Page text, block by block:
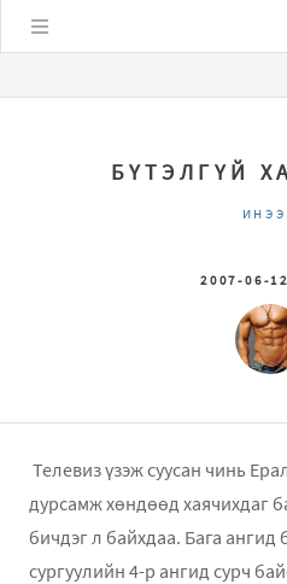
БҮТЭЛГҮЙ
Телевиз үзэж суусан чинь
дурсамж хөндөөд хаячихдаг
бичдэг л байхдаа. Бага
сургуулийн 4-р ангид сурч